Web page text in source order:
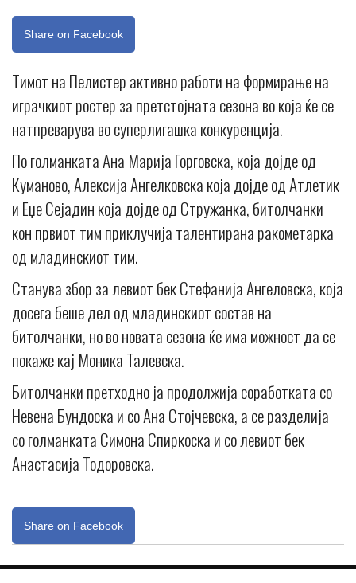
Share on Facebook
Тимот на Пелистер активно работи на формирање на
играчкиот ростер за претстојната сезона во која ќе се
натпреварува во суперлигашка конкуренција.
По голманката Ана Марија Горговска, која дојде од
Куманово, Алексија Ангелковска која дојде од Атлетик
и Еџе Сејадин која дојде од Стружанка, битолчанки
кон првиот тим приклучија талентирана ракометарка
од младинскиот тим.
Станува збор за левиот бек Стефанија Ангеловска, која
досега беше дел од младинскиот состав на
битолчанки, но во новата сезона ќе има можност да се
покаже кај Моника Талевска.
Битолчанки претходно ја продолжија соработката со
Невена Бундоска и со Ана Стојчевска, а се разделија
со голманката Симона Спиркоска и со левиот бек
Анастасија Тодоровска.
Share on Facebook